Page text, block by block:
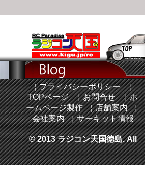
￤プライバシーポリシー￤
TOPページ￤お問合せ￤ホ
ームページ製作￤店舗案内￤
会社案内￤サーキット情報
© 2013 ラジコン天国徳島. All